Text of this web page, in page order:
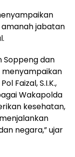
jabatan
Soppeng dan
menyampaikan
Faizal, S.I.K.,
Wakapolda
kesehatan,
negara,” ujar